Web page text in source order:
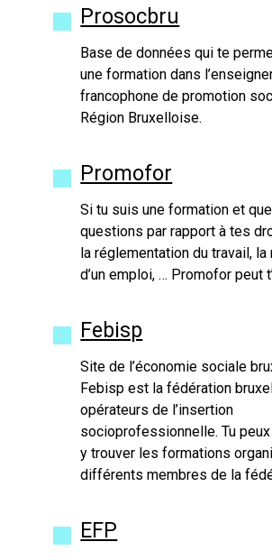
Prosocbru
Base de données qui te
une formation dans
francophone de promotion
Région Bruxelloise.
Promofor
Si tu suis une formation et
questions par rapport à tes
la réglementation du travail, la
d’un emploi, … Promofor peut
Febisp
Site de l’économie sociale
Febisp est la fédération
opérateurs de l’insertion
socioprofessionnelle. Tu
y trouver les formations
différents membres de la
EFP